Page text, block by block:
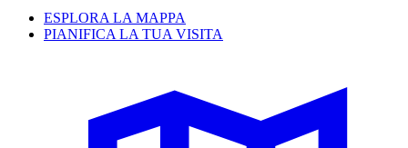
ESPLORA LA MAPPA
PIANIFICA LA TUA VISITA